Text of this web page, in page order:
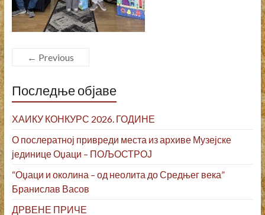
← Previous
Последње објаве
ХАИКУ КОНКУРС 2026. ГОДИНЕ
О послератној привреди места из архиве Музејске
јединице Оџаци – ПОЉОСТРОЈ
“Оџаци и околина – од неолита до Средњег века”
Бранислав Васов
ДРВЕНЕ ПРИЧЕ